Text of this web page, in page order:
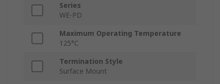
Series
WE-PD
Maximum Operating Temperature
125°C
Termination Style
Surface Mount